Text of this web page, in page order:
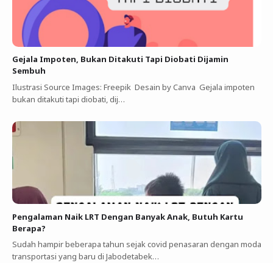
Gejala Impoten, Bukan Ditakuti Tapi Diobati Dijamin
Sembuh
Ilustrasi Source Images: Freepik Desain by Canva Gejala impoten
bukan ditakuti tapi diobati, dij…
Pengalaman Naik LRT Dengan Banyak Anak, Butuh Kartu
Berapa?
Sudah hampir beberapa tahun sejak covid penasaran dengan moda
transportasi yang baru di Jabodetabek…